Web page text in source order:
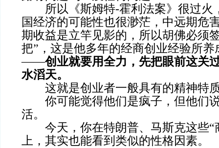
所以《斯姆特-霍利法案》很过火
国经济的可能性也很渺茫，中远期危
期收益是立竿见影的，所以胡佛必须
把”，这是他多年的经商创业经验所
——创业就要用全力，先把眼前这关
水滔天。
这就是创业者一般具有的精神特
你可能觉得他们是疯子，但他们
活。
今天，你在特朗普、马斯克这些“
上，其实也能看到类似的性格因素。